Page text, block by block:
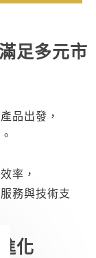
足多元市
品出發，
率，
務與技術支
化